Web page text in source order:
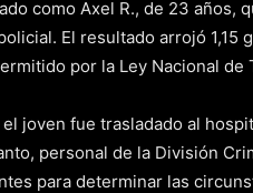
como Axel R., de 23 años,
El resultado arrojó 1,15
por la Ley Nacional de
joven fue trasladado al
personal de la División
para determinar las